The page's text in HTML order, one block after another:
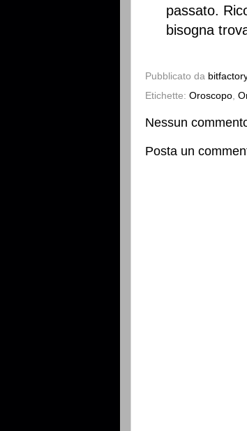
passato.
bisogna
Pubblicato da
Etichette: Oroscopo
Nessun
Posta un